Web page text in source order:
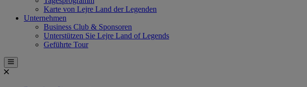
Karte von Lejre Land der Legenden
Unternehmen
Business Club & Sponsoren
Unterstützen Sie Lejre Land of Legends
Geführte Tour